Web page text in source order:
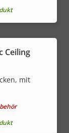
Ceiling
mit